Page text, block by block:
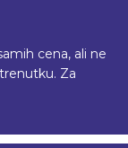
cena, ali ne
Za